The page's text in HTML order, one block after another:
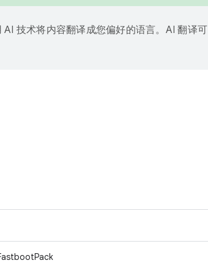
技术将内容翻译成您偏好的语言。AI 翻译可